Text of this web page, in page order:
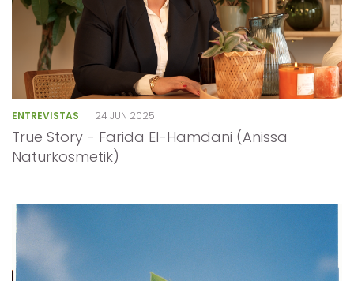
ENTREVISTAS 24 JUN 2025
True Story - Farida El-Hamdani (Anissa
Naturkosmetik)